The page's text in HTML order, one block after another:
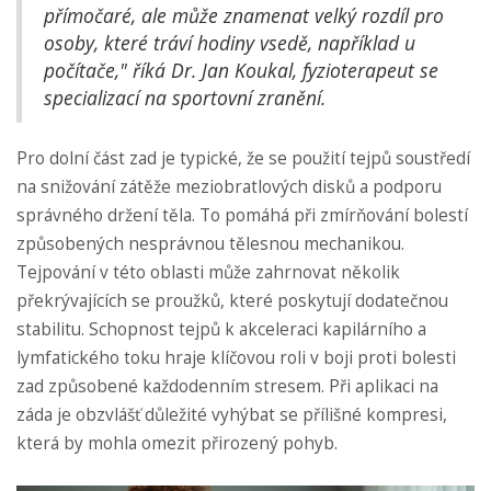
přímočaré, ale může znamenat velký rozdíl pro
osoby, které tráví hodiny vsedě, například u
počítače," říká Dr. Jan Koukal, fyzioterapeut se
specializací na sportovní zranění.
Pro dolní část zad je typické, že se použití tejpů soustředí
na snižování zátěže meziobratlových disků a podporu
správného držení těla. To pomáhá při zmírňování bolestí
způsobených nesprávnou tělesnou mechanikou.
Tejpování v této oblasti může zahrnovat několik
překrývajících se proužků, které poskytují dodatečnou
stabilitu. Schopnost tejpů k akceleraci kapilárního a
lymfatického toku hraje klíčovou roli v boji proti bolesti
zad způsobené každodenním stresem. Při aplikaci na
záda je obzvlášť důležité vyhýbat se přílišné kompresi,
která by mohla omezit přirozený pohyb.